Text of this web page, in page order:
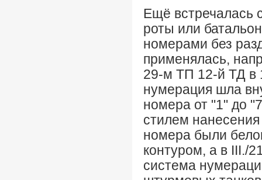
Ещё встречалась
роты или
номерами без
применялась,
29-м ТП 12-й ТД в
нумерация шла
номера от "1" до
стилем
номера были
контуром, а в III./
система